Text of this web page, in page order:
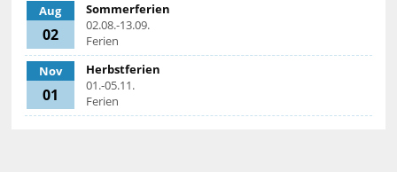
Aug
02
Sommerferien
02.08.-13.09.
Ferien
Nov
01
Herbstferien
01.-05.11.
Ferien